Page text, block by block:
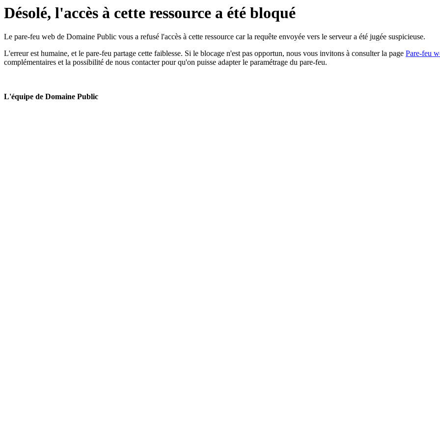
Désolé, l'accès à cette ressource a été bloqué
Le pare-feu web de Domaine Public vous a refusé l'accès à cette ressource car la requête envoyée vers le serveur a été jugée suspicieuse.
L'erreur est humaine, et le pare-feu partage cette faiblesse. Si le blocage n'est pas opportun, nous vous invitons à consulter la page Pare-feu
complémentaires et la possibilité de nous contacter pour qu'on puisse adapter le paramétrage du pare-feu.
L'équipe de Domaine Public